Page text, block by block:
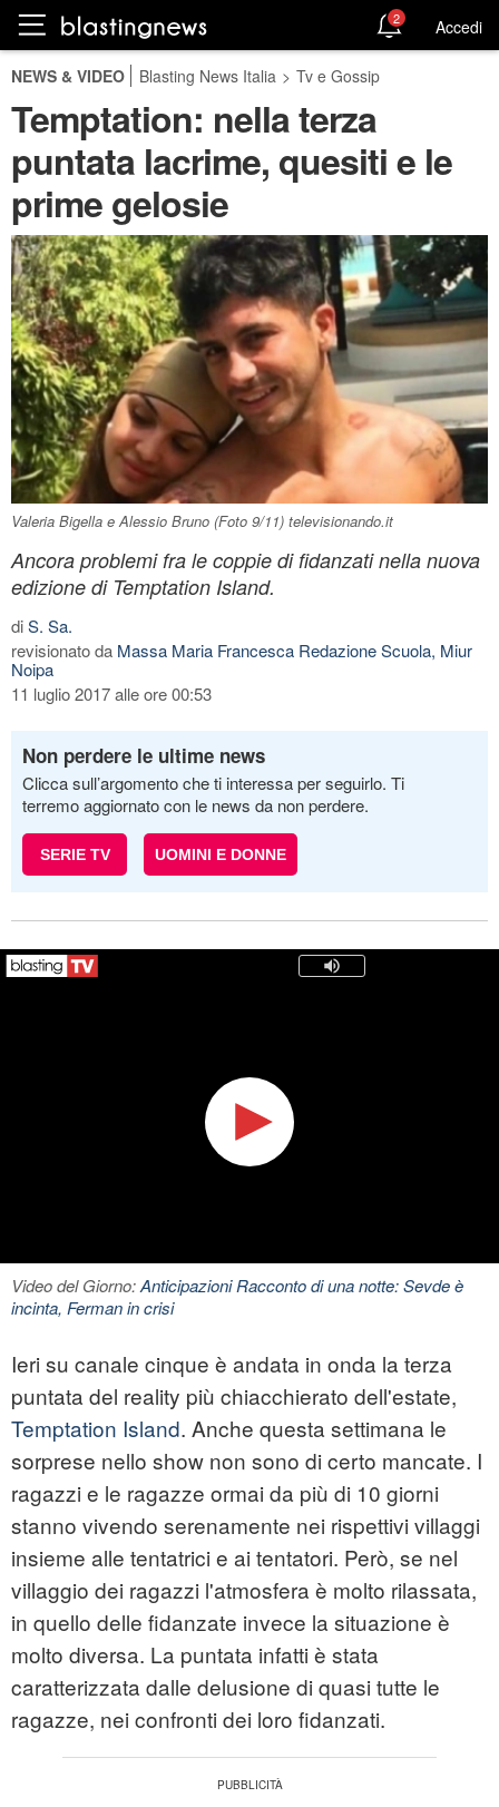
2 Accedi
NEWS & VIDEO Blasting News Italia > Tv e Gossip
Temptation: nella terza
puntata lacrime, quesiti e le
prime gelosie
Valeria Bigella e Alessio Bruno (Foto 9/11) televisionando.it
Ancora problemi fra le coppie di fidanzati nella nuova
edizione di Temptation Island.
diS. Sa.
revisionato da Massa Maria Francesca Redazione Scuola, Miur
Noipa
11 luglio 2017 alle ore 00:53
Non perdere le ultime news
Clicca sull’argomento che ti interessa per seguirlo. Ti
terremo aggiornato con le news da non perdere.
SERIE TV UOMINI E DONNE
Video del Giorno:Anticipazioni Racconto di una notte: Sevde è
incinta, Ferman in crisi
Ieri su canale cinque è andata in onda la terza
puntata del reality più chiacchierato dell'estate,
Temptation Island. Anche questa settimana le
sorprese nello show non sono di certo mancate. I
ragazzi e le ragazze ormai da più di 10 giorni
stanno vivendo serenamente nei rispettivi villaggi
insieme alle tentatrici e ai tentatori. Però, se nel
villaggio dei ragazzi l'atmosfera è molto rilassata,
in quello delle fidanzate invece la situazione è
molto diversa. La puntata infatti è stata
caratterizzata dalle delusione di quasi tutte le
ragazze, nei confronti dei loro fidanzati.